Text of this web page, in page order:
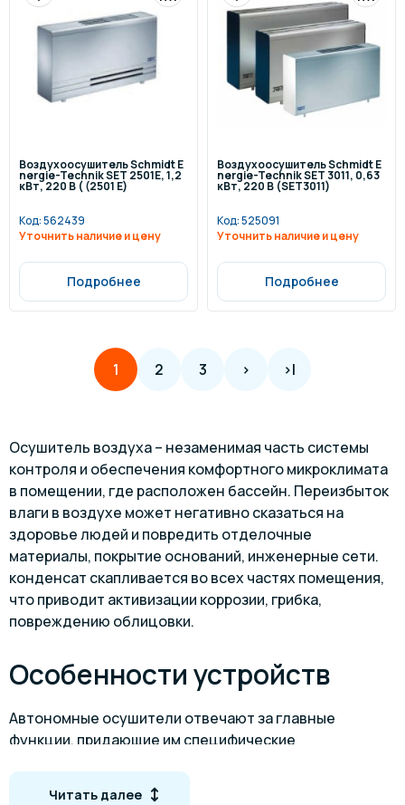
Воздухоосушитель Schmidt E
nergie-Technik SET 2501Е, 1,2
кВт, 220 В ( (2501 E)
Код:562439
Уточнить наличие и цену
Подробнее
Воздухоосушитель Schmidt E
nergie-Technik SET 3011, 0,63
кВт, 220 В (SET3011)
Код:525091
Уточнить наличие и цену
Подробнее
1 2 3 > >|
Осушитель воздуха – незаменимая часть системы
контроля и обеспечения комфортного микроклимата
в помещении, где расположен бассейн. Переизбыток
влаги в воздухе может негативно сказаться на
здоровье людей и повредить отделочные
материалы, покрытие оснований, инженерные сети.
конденсат скапливается во всех частях помещения,
что приводит активизации коррозии, грибка,
повреждению облицовки.
Особенности устройств
Автономные осушители отвечают за главные
функции, придающие им специфические
• Вытягивание лишней влаги для создания
Читать далее